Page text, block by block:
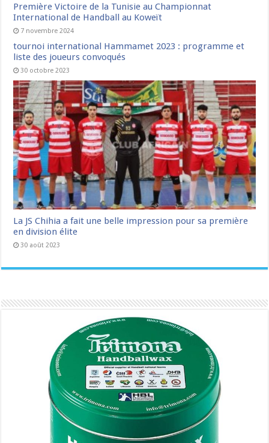
Première Victoire de la Tunisie au Championnat
International de Handball au Koweït
7 novembre 2024
tournoi international Hammamet 2023 : programme et
liste des joueurs convoqués
30 octobre 2023
La JS Chihia a fait une belle impression pour sa première
en division élite
30 août 2023